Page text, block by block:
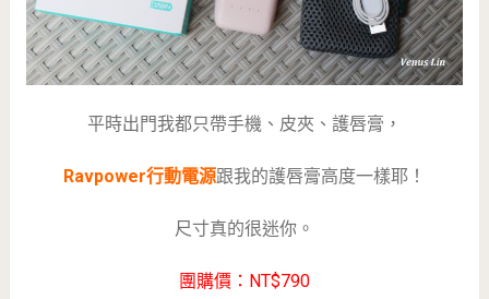
平時出門我都只帶手機、皮夾、護唇膏，
Ravpower行動電源跟我的護唇膏高度一樣耶！
尺寸真的很迷你。
團購價：NT$790